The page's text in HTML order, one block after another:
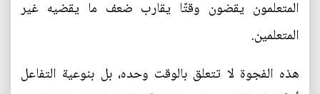
المتعلمون يقضون وقتًا يقارب ضعف ما يقضيه غير
المتعلمين.
هذه الفجوة لا تتعلق بالوقت وحده، بل بنوعية التفاعل